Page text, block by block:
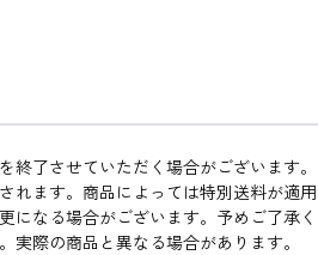
了させていただく場合がございます。
ます。商品によっては特別送料が適用
なる場合がございます。予めご了承く
際の商品と異なる場合があります。